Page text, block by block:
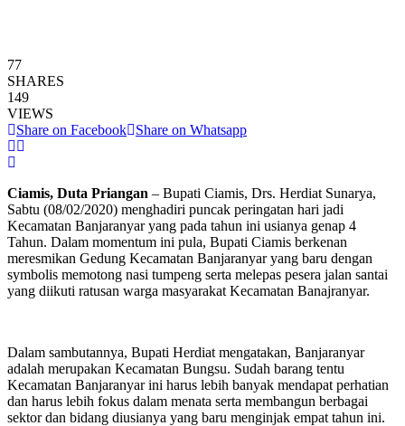
77
SHARES
149
VIEWS
Share on Facebook
Share on Whatsapp
Ciamis, Duta Priangan – Bupati Ciamis, Drs. Herdiat Sunarya,
Sabtu (08/02/2020) menghadiri puncak peringatan hari jadi
Kecamatan Banjaranyar yang pada tahun ini usianya genap 4
Tahun. Dalam momentum ini pula, Bupati Ciamis berkenan
meresmikan Gedung Kecamatan Banjaranyar yang baru dengan
symbolis memotong nasi tumpeng serta melepas pesera jalan santai
yang diikuti ratusan warga masyarakat Kecamatan Banajranyar.
Dalam sambutannya, Bupati Herdiat mengatakan, Banjaranyar
adalah merupakan Kecamatan Bungsu. Sudah barang tentu
Kecamatan Banjaranyar ini harus lebih banyak mendapat perhatian
dan harus lebih fokus dalam menata serta membangun berbagai
sektor dan bidang diusianya yang baru menginjak empat tahun ini.